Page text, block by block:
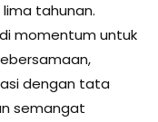
tahunan.
momentum untuk
dengan tata
semangat